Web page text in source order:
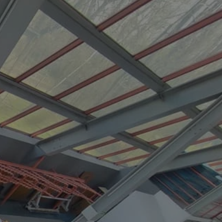
sesji.
sesji.
sesji.
usługę Cookie-
pliki cookie. Jest
Script.com
dla ich
dotyczące
polityki i
że ich
w przyszłych
zapewniając, że
a ich dane są
witrynę